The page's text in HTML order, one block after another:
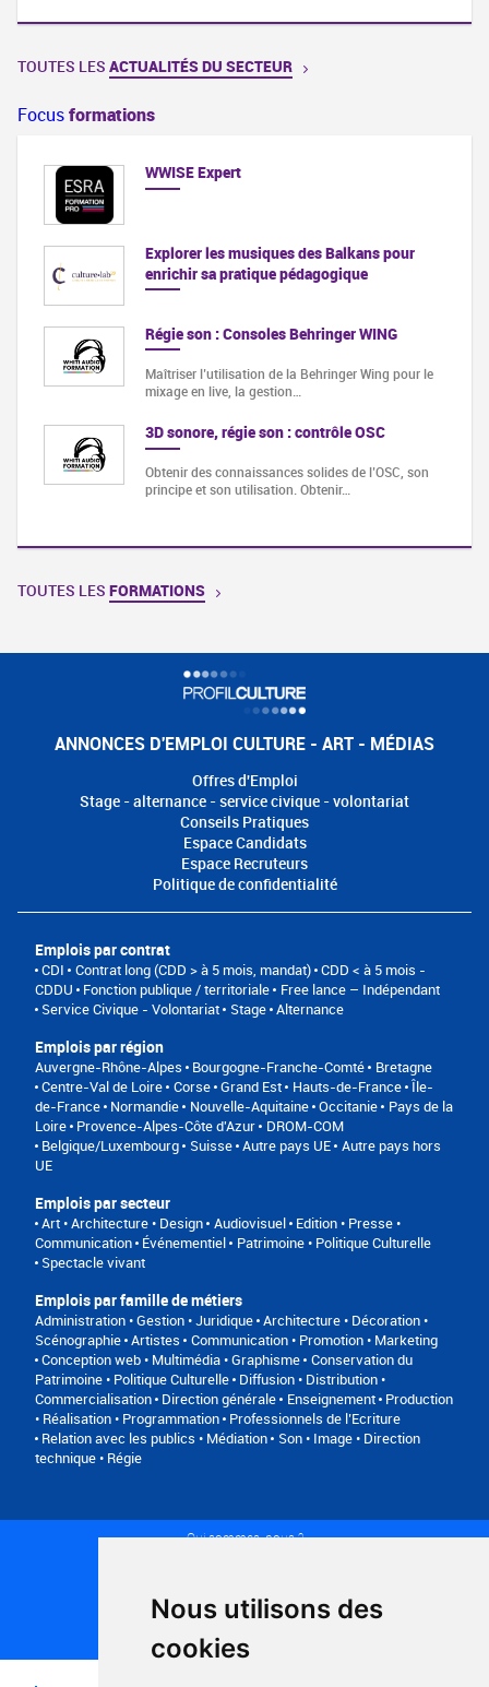
Nous utilisons des
cookies
TOUTES LES ACTUALITÉS DU SECTEUR
Focusformations
WWISE Expert
Explorer les musiques des Balkans pour
enrichir sa pratique pédagogique
Régie son : Consoles Behringer WING
Maîtriser l’utilisation de la Behringer Wing pour le
mixage en live, la gestion…
3D sonore, régie son : contrôle OSC
Obtenir des connaissances solides de l’OSC, son
principe et son utilisation. Obtenir…
TOUTES LES FORMATIONS
ANNONCES D'EMPLOI CULTURE - ART - MÉDIAS
Offres d'Emploi
Stage - alternance - service civique - volontariat
Conseils Pratiques
Espace Candidats
Espace Recruteurs
Politique de confidentialité
Emplois par contrat
CDI Contrat long (CDD > à 5 mois, mandat) CDD < à 5 mois -
CDDU
Fonction publique / territoriale
Free lance – Indépendant
Service Civique - Volontariat
Stage Alternance
Emplois par région
Auvergne-Rhône-Alpes Bourgogne-Franche-Comté
Bretagne
Centre-Val de Loire Corse Grand Est Hauts-de-France Île-
de-France Normandie Nouvelle-Aquitaine Occitanie
Pays de la
Loire Provence-Alpes-Côte d'Azur
DROM-COM
Belgique/Luxembourg
Suisse Autre pays UE Autre pays hors
UE
Emplois par secteur
Art • Architecture • Design Audiovisuel Edition • Presse •
Communication Événementiel
Patrimoine • Politique Culturelle
Spectacle vivant
Emplois par famille de métiers
Administration • Gestion • Juridique Architecture • Décoration •
Scénographie Artistes
Communication • Promotion • Marketing
Conception web • Multimédia • Graphisme Conservation du
Patrimoine • Politique Culturelle Diffusion • Distribution •
Commercialisation Direction générale Enseignement Production
• Réalisation • Programmation Professionnels de l’Ecriture
Relation avec les publics • Médiation
Son • Image • Direction
technique • Régie
Qui sommes-nous ?
Plan du site
FAQ recruteurs
FAQ